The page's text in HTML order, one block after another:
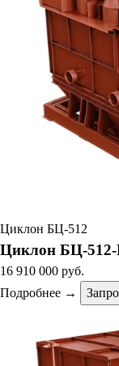
Циклон БЦ-512
Циклон БЦ-512-
16 910 000 руб.
Подробнее →